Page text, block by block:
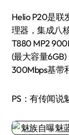
Helio P20是联
理器，集成八
T880 MP2
(最大容量6GB)
300Mbps基带
PS：有传闻说